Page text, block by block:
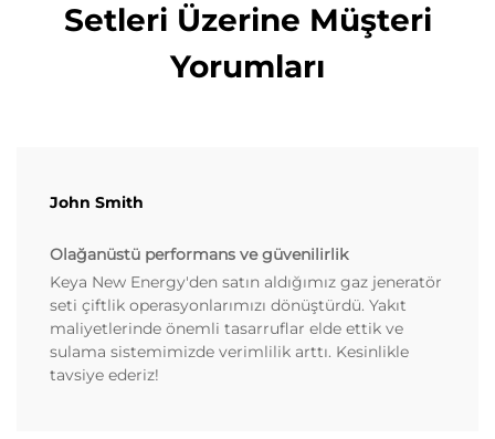
Setleri Üzerine Müşteri
Yorumları
John Smith
Olağanüstü performans ve güvenilirlik
Keya New Energy'den satın aldığımız gaz jeneratör
seti çiftlik operasyonlarımızı dönüştürdü. Yakıt
maliyetlerinde önemli tasarruflar elde ettik ve
sulama sistemimizde verimlilik arttı. Kesinlikle
tavsiye ederiz!